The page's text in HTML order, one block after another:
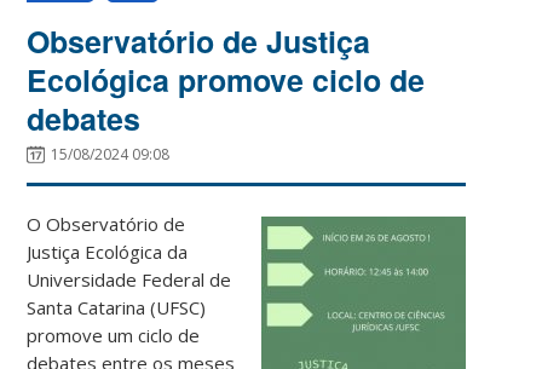
Observatório de Justiça
Ecológica promove ciclo de
debates
15/08/2024 09:08
O Observatório de
Justiça Ecológica da
Universidade Federal de
Santa Catarina (UFSC)
promove um ciclo de
debates entre os meses